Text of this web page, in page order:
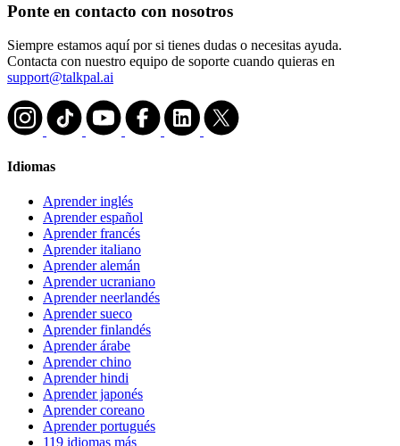
Ponte en contacto con nosotros
Siempre estamos aquí por si tienes dudas o necesitas ayuda.
Contacta con nuestro equipo de soporte cuando quieras en
support@talkpal.ai
Idiomas
Aprender inglés
Aprender español
Aprender francés
Aprender italiano
Aprender alemán
Aprender ucraniano
Aprender neerlandés
Aprender sueco
Aprender finlandés
Aprender árabe
Aprender chino
Aprender hindi
Aprender japonés
Aprender coreano
Aprender portugués
119 idiomas más